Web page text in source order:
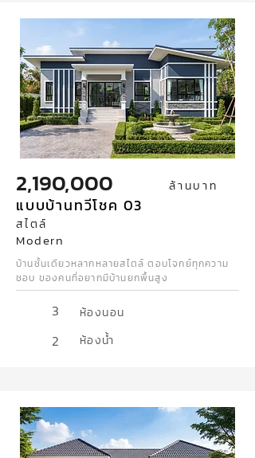
2,190,000 ล้านบาท
แบบบ้านทวีโชค 03
สไตล์
Modern
บ้านชั้นเดียวหลากหลายสไตล์ ตอบโจกย์ทุกความ
ชอบ ของคนที่อยากมีบ้านยกพื้นสูง
3 ห้องนอน
2 ห้องน้ำ